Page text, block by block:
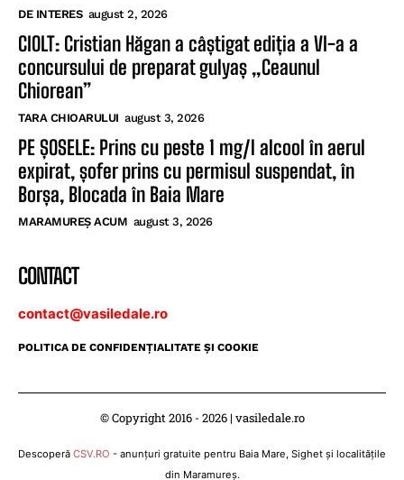
DE INTERES august 2, 2026
CIOLT: Cristian Hăgan a câștigat ediția a VI-a a
concursului de preparat gulyaș „Ceaunul
Chiorean”
TARA CHIOARULUI august 3, 2026
PE ȘOSELE: Prins cu peste 1 mg/l alcool în aerul
expirat, șofer prins cu permisul suspendat, în
Borșa, Blocada în Baia Mare
MARAMUREȘ ACUM august 3, 2026
CONTACT
contact@vasiledale.ro
POLITICA DE CONFIDENŢIALITATE ŞI COOKIE
© Copyright 2016 - 2026 | vasiledale.ro
Descoperă CSV.RO - anunțuri gratuite pentru Baia Mare, Sighet și localitățile
din Maramureș.